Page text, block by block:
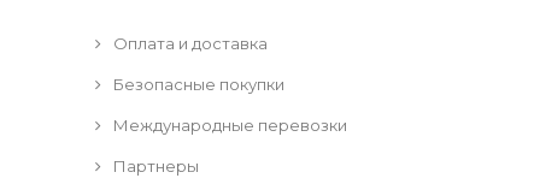
Оплата и доставка
Безопасные покупки
Международные перевозки
Партнеры